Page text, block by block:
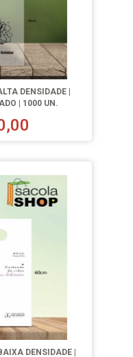
DENSIDADE |
| 1000 UN.
DENSIDADE |